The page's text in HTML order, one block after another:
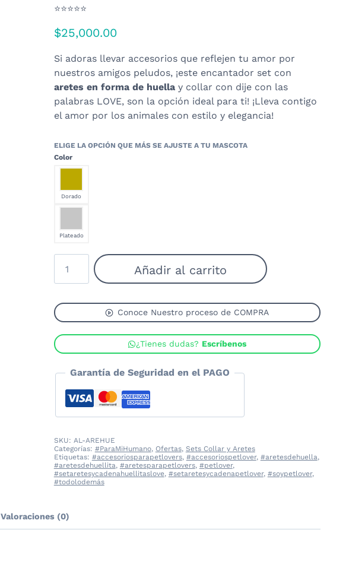
⭐⭐⭐⭐⭐
$25,000.00
Si adoras llevar accesorios que reflejen tu amor por
nuestros amigos peludos, ¡este encantador set con
aretes en forma de huellay collar con dije con las
palabras LOVE, son la opción ideal para ti! ¡Lleva contigo
el amor por los animales con estilo y elegancia!
Color
Dorado
Plateado
Aretes
Cadena
Huellitas
Love
para
cantidad
Añadir al carrito
Conoce Nuestro proceso de COMPRA
¿Tienes dudas? Escríbenos
Garantía de Seguridad en el PAGO
SKU: AL-AREHUE
Categorías: #ParaMiHumano, Ofertas, Sets Collar y Aretes
Etiquetas: #accesoriosparapetlovers, #accesoriospetlover, #aretesdehuella,
#aretesdehuellita, #aretesparapetlovers, #petlover,
#setaretesycadenahuellitaslove, #setaretesycadenapetlover, #soypetlover,
#todolodemás
Valoraciones (0)